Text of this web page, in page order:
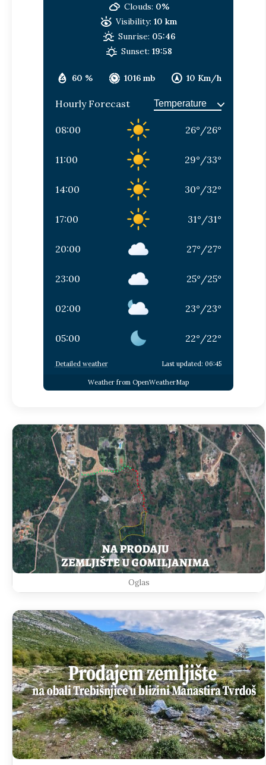
60 % 1016 mb 10 Km/h
Clouds: 0%
Visibility: 10 km
Sunrise: 05:46
Sunset: 19:58
Hourly Forecast
08:00 26° /26°
11:00 29° /33°
14:00 30° /32°
17:00 31° /31°
20:00 27° /27°
23:00 25° /25°
02:00 23° /23°
05:00 22° /22°
Detailed weather Last updated: 06:45
Weather from OpenWeatherMap
Oglas